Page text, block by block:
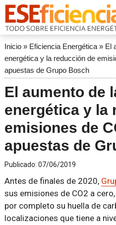
Inicio» Eficiencia Energética» El
energética y la reducción de
apuestas de Grupo Bosch
El aumento de
energética y la
emisiones de
apuestas de
Publicado: 07/06/2019
Antes de finales de 2020,
sus emisiones de CO2 a
por completo su huella de
localizaciones que tiene a